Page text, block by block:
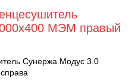
МЭМ правый
Сунержа Модус 3.0